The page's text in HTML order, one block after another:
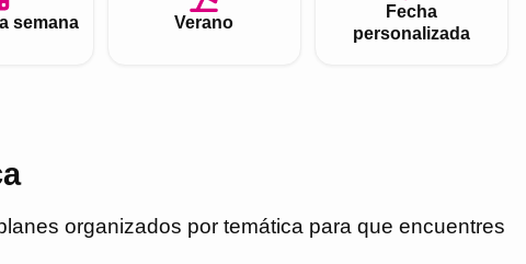
semana Verano
Fecha
personalizada
organizados por temática para que encuentres